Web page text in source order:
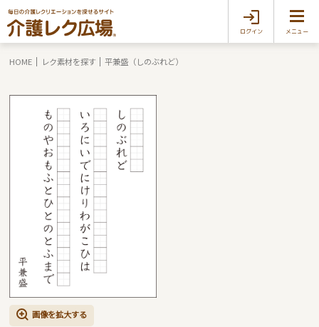
ログイン メニュー
HOME レク素材を探す 平兼盛（しのぶれど）
画像を拡大する